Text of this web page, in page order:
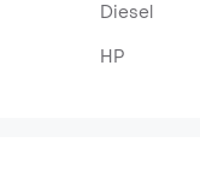
Diesel
HP